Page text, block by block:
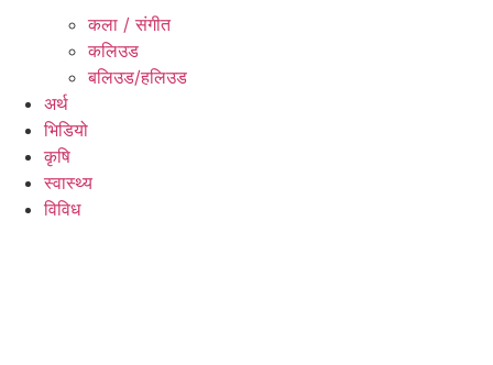
कला / संगीत​
कलिउड
बलिउड/हलिउड
अर्थ
भिडियो
कृषि
स्वास्थ्य
विविध